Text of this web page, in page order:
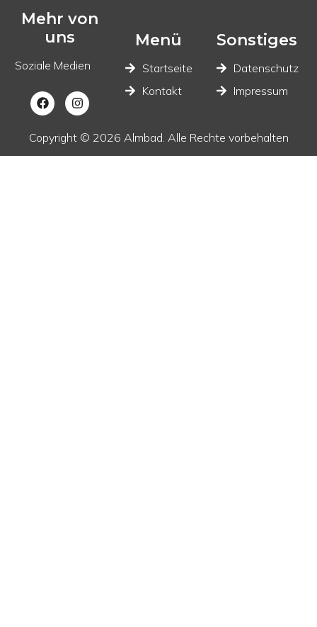
Mehr von
uns
Soziale Medien
Menü
Startseite
Kontakt
Sonstiges
Datenschutz
Impressum
Copyright © 2026 Almbad. Alle Rechte vorbehalten